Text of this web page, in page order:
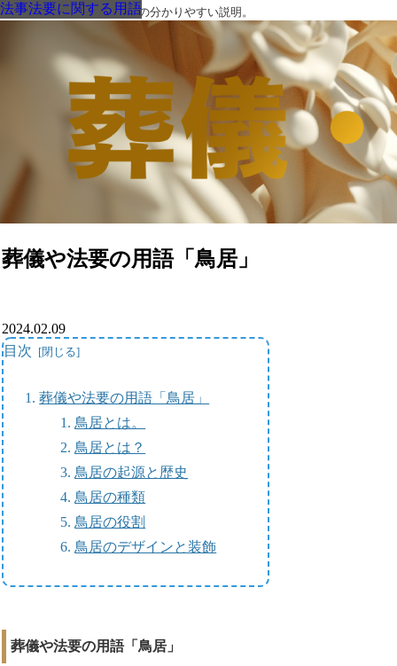
葬儀・葬式・法要についての分かりやすい説明。
葬儀や法要の用語「鳥居」
法事法要に関する用語
2024.02.09
目次
葬儀や法要の用語「鳥居」
鳥居とは。
鳥居とは？
鳥居の起源と歴史
鳥居の種類
鳥居の役割
鳥居のデザインと装飾
葬儀や法要の用語「鳥居」
法事法要に関する用語
法事法要に関する用語
法事法要に関する用語
法事法要に関する用語
法事法要に関する用語
法事法要に関する用語